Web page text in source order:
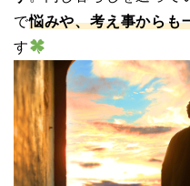
で悩みや、考え事からも
す